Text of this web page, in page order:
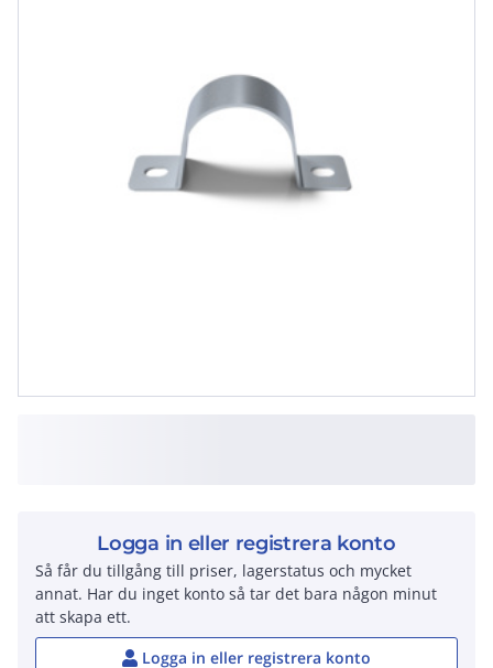
Logga in eller registrera konto
Så får du tillgång till priser, lagerstatus och mycket
annat. Har du inget konto så tar det bara någon minut
att skapa ett.
Logga in eller registrera konto